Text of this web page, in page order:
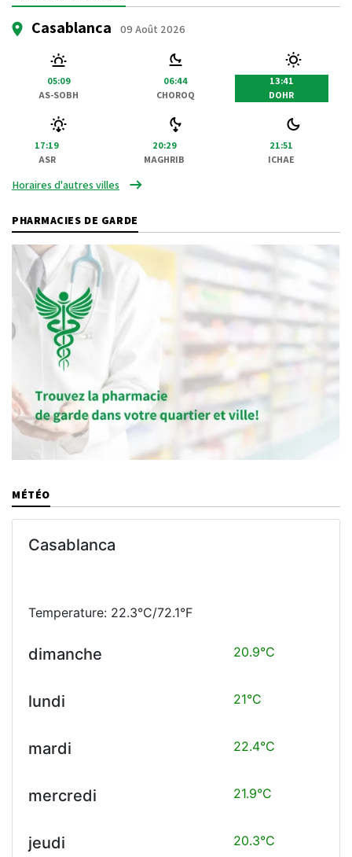
Casablanca 09 Août 2026
05:09
AS-SOBH
06:44
CHOROQ
13:41
DOHR
17:19
ASR
20:29
MAGHRIB
21:51
ICHAE
Horaires d'autres villes
PHARMACIES DE GARDE
MÉTÉO
Casablanca
Temperature: 22.3°C/72.1°F
dimanche 20.9°C
lundi 21°C
mardi 22.4°C
mercredi 21.9°C
jeudi 20.3°C